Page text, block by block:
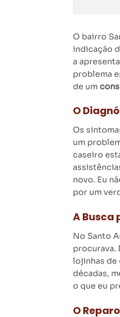
O bairro
indicação
a
problema
de um
O
Os
um
caseiro
novo. Eu
por um
A Busca
No Santo
procurava.
lojinhas de
décadas,
o que eu
O